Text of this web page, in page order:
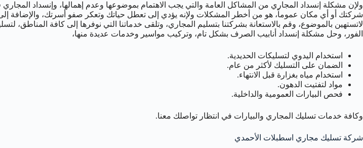
ولإن مشكلة إنسداد المجاري من المشاكل العامة والتي يجب الاهتمام بموضوعها وعدم إهمالها، وإنسداد
شركتك أو أي مكان عموماً، هو من أخطر المشكلات ولإنه يؤدي إلى تعطل حياتك وتعكر صفو أسرتك، والإضافة
لاتستهين بالموضوع، وقم بالاستعانة بشركتنا بتسليم المجاري، وتلقى خدماتنا التي نوفرها إلى كافة المناطق،
الفور، وحل مشكلة إنسداد أنابيب الصرف بشكل تام، وتركيب مواسير وخدمات عديدة منها،
استخدام اليدوي لتسليكات الحديدية.
الضمان على التسليك لأكثر من عام.
استخدام مياه بغزارة قبل الانتهاء.
مواد لتفتيت الدهون.
فحص البيارات العمومية والداخلية.
وكافة خدمات تسليك المجاري والبيارات في انتظار تواصلك معنا.
شركة تسليك مجاري اسطبلات الأحمدي